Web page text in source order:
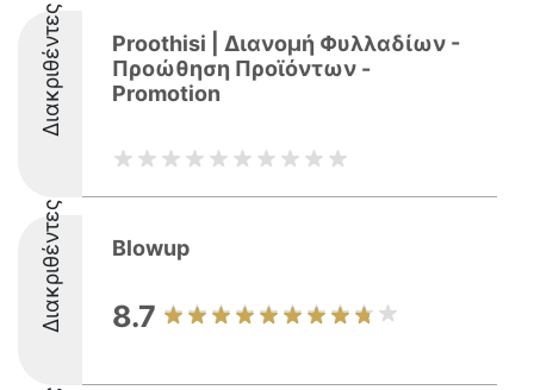
Διακριθέντες
Proothisi | Διανομή Φυλλαδίων -
Προώθηση Προϊόντων -
Promotion
Διακριθέντες Blowup
8.7